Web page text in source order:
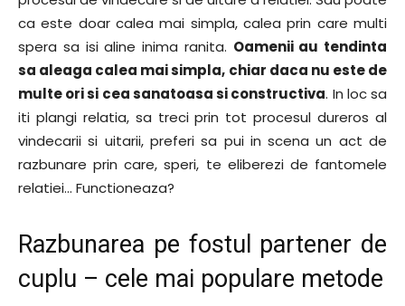
ca este doar calea mai simpla, calea prin care multi
spera sa isi aline inima ranita. Oamenii au tendinta
sa aleaga calea mai simpla, chiar daca nu este de
multe ori si cea sanatoasa si constructiva. In loc sa
iti plangi relatia, sa treci prin tot procesul dureros al
vindecarii si uitarii, preferi sa pui in scena un act de
razbunare prin care, speri, te eliberezi de fantomele
relatiei… Functioneaza?
Razbunarea pe fostul partener de
cuplu – cele mai populare metode